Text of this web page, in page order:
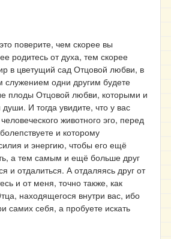
поверите, чем скорее вы
родитесь от духа, тем скорее
в цветущий сад Отцовой любви, в
служением одни другим будете
плоды Отцовой любви, которыми и
души. И тогда увидите, что у вас
животного эго, перед
и которому
и энергию, чтобы его ещё
а тем самым и ещё больше друг
и отдалиться. А отдаляясь друг от
и от меня, точно также, как
находящегося внутри вас, ибо
самих себя, а пробуете искать